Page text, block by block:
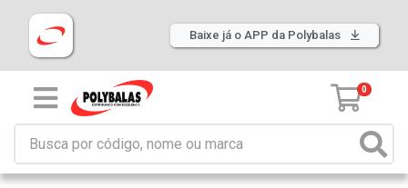
Baixe já o APP da Polybalas
0